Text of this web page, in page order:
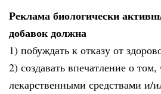
Реклама биологически
добавок должна
1) побуждать к отказу от
2) создавать впечатление о
лекарственными средствами и/